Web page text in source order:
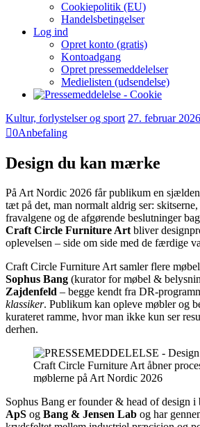
Cookiepolitik (EU)
Handelsbetingelser
Log ind
Opret konto (gratis)
Kontoadgang
Opret pressemeddelelser
Medielisten (udsendelse)
Kultur, forlystelser og sport 27. februar 2026
0Anbefaling
Design du kan mærke
På Art Nordic 2026 får publikum en
tæt på det, man normalt aldrig ser:
fravalgene og de afgørende beslutninger
Craft Circle Furniture Art bliver
oplevelsen – side om side med de færdige
Craft Circle Furniture Art samler flere
Sophus Bang (kurator for møbel &
Zajdenfeld – begge kendt fra DR-
klassiker. Publikum kan opleve møbler og
kurateret ramme, hvor man ikke kun ser
derhen.
Sophus Bang er founder & head of design i
ApS og Bang & Jensen Lab og har